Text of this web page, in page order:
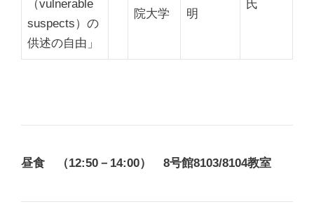
（vulnerable
suspects）の
供述の自由」
院大学
明
氏
昼食 （12:50－14:00） 8号館8103/8104教室